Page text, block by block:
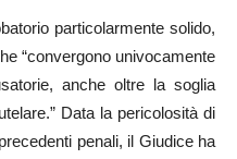
particolarmente solido,
“convergono univocamente
anche oltre la soglia
Data la pericolosità di
penali, il Giudice ha